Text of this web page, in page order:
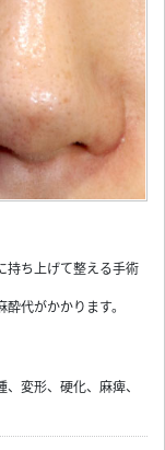
持ち上げて整える手術
代がかかります。
変形、硬化、麻痺、